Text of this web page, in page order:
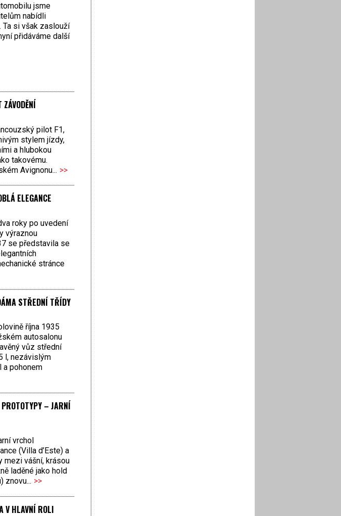
jsme
nabídli
Ta si však zaslouží
přidáváme další
pilot F1,
stylem jízdy,
a hlubokou
takovému.
Avignonu... >>
ELEGANCE
roky po uvedení
výraznou
se představila se
stránce
STŘEDNÍ TŘÍDY
října 1935
autosalonu
vůz střední
l, nezávislým
a pohonem
– JARNÍ
vrchol
(Villa d’Este) a
mezi vášní, krásou
laděné jako hold
znovu... >>
V HLAVNÍ ROLI